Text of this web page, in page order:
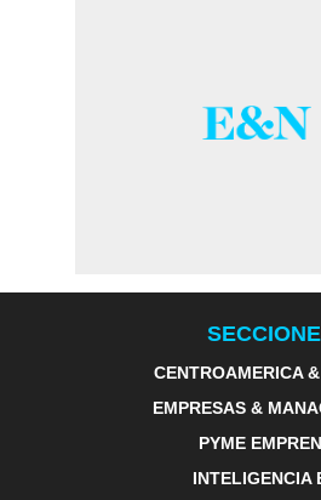
CENTROAMERICA
EMPRESAS &
PYME
INTELIGENCIA